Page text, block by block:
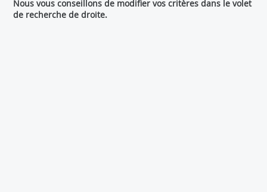
Nous vous conseillons de modifier vos critères dans le volet
de recherche de droite.